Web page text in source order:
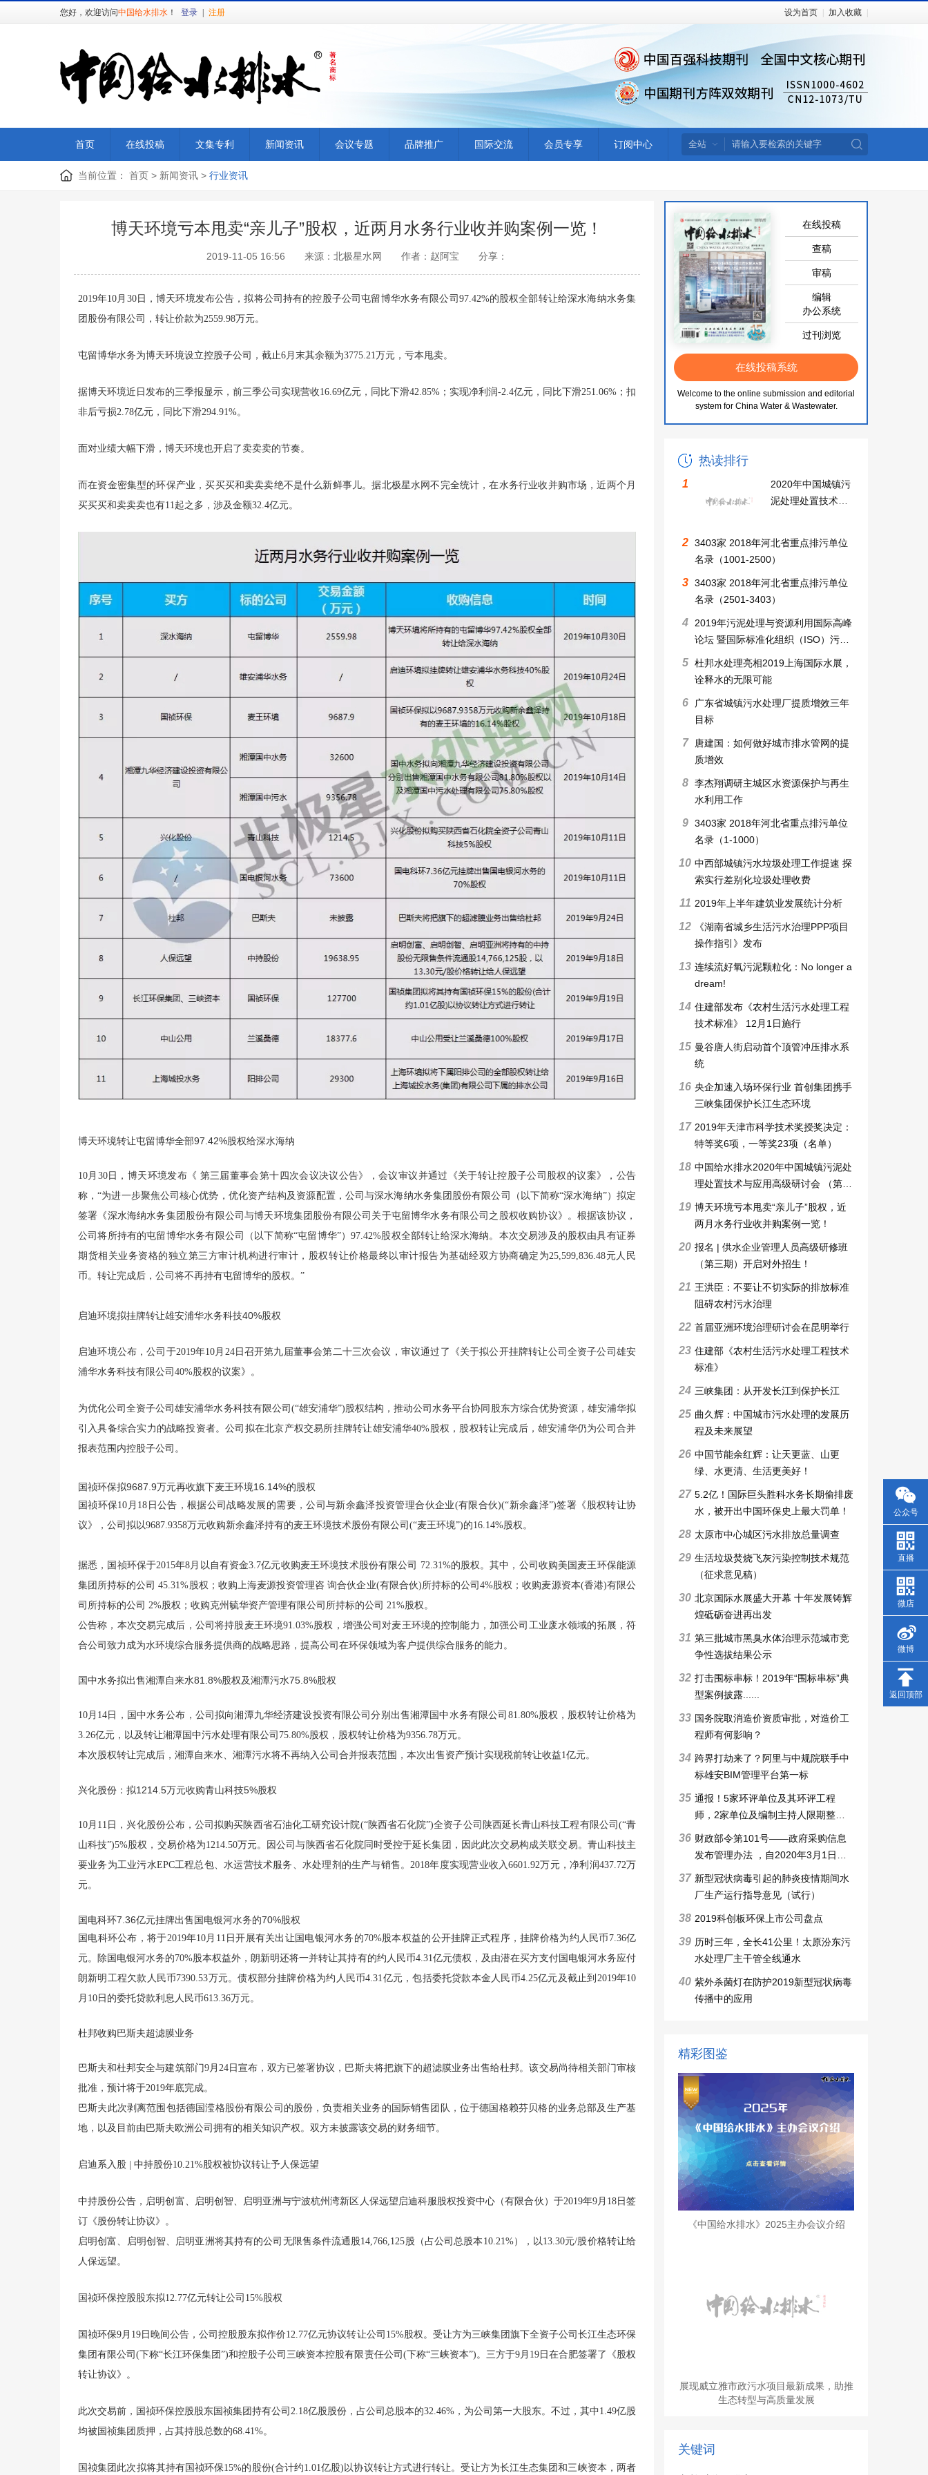
您好，欢迎访问中国给水排水 ！ 登录 注册 设为首页 加入收藏
首页 在线投稿 文集专利 新闻资讯 会议专题 品牌推广 国际交流 会员专享 订阅中心
当前位置： 首页 > 新闻资讯 > 行业资讯
博天环境亏本甩卖“亲儿子”股权，近两月水务行业收并购案例一览！
2019-11-05 16:56 来源：北极星水网 作者：赵阿宝 分享：
2019年10月30日，博天环境发布公告，拟将公司持有的控股子公司屯留博华水务有限公司97.42%的股权全部转让给深水海纳水务集
团股份有限公司，转让价款为2559.98万元。
屯留博华水务为博天环境设立控股子公司，截止6月末其余额为3775.21万元，亏本甩卖。
据博天环境近日发布的三季报显示，前三季公司实现营收16.69亿元，同比下滑42.85%；实现净利润-2.4亿元，同比下滑251.06%；扣
非后亏损2.78亿元，同比下滑294.91%。
面对业绩大幅下滑，博天环境也开启了卖卖卖的节奏。
而在资金密集型的环保产业，买买买和卖卖卖绝不是什么新鲜事儿。据北极星水网不完全统计，在水务行业收并购市场，近两个月
买买买和卖卖卖也有11起之多，涉及金额32.4亿元。
博天环境转让屯留博华全部97.42%股权给深水海纳
10月30日，博天环境发布《 第三届董事会第十四次会议决议公告》，会议审议并通过《关于转让控股子公司股权的议案》，公告
称，“为进一步聚焦公司核心优势，优化资产结构及资源配置，公司与深水海纳水务集团股份有限公司（以下简称“深水海纳”）拟定
签署《深水海纳水务集团股份有限公司与博天环境集团股份有限公司关于屯留博华水务有限公司之股权收购协议》。根据该协议，
公司将所持有的屯留博华水务有限公司（以下简称“屯留博华”）97.42%股权全部转让给深水海纳。本次交易涉及的股权由具有证券
期货相关业务资格的独立第三方审计机构进行审计，股权转让价格最终以审计报告为基础经双方协商确定为25,599,836.48元人民
币。转让完成后，公司将不再持有屯留博华的股权。”
启迪环境拟挂牌转让雄安浦华水务科技40%股权
启迪环境公布，公司于2019年10月24日召开第九届董事会第二十三次会议，审议通过了《关于拟公开挂牌转让公司全资子公司雄安
浦华水务科技有限公司40%股权的议案》。
为优化公司全资子公司雄安浦华水务科技有限公司(“雄安浦华”)股权结构，推动公司水务平台协同股东方综合优势资源，雄安浦华拟
引入具备综合实力的战略投资者。公司拟在北京产权交易所挂牌转让雄安浦华40%股权，股权转让完成后，雄安浦华仍为公司合并
报表范围内控股子公司。
国祯环保拟9687.9万元再收旗下麦王环境16.14%的股权
国祯环保10月18日公告，根据公司战略发展的需要，公司与新余鑫泽投资管理合伙企业(有限合伙)(“新余鑫泽”)签署《股权转让协
议》，公司拟以9687.9358万元收购新余鑫泽持有的麦王环境技术股份有限公司(“麦王环境”)的16.14%股权。
据悉，国祯环保于2015年8月以自有资金3.7亿元收购麦王环境技术股份有限公司 72.31%的股权。其中，公司收购美国麦王环保能源
集团所持标的公司 45.31%股权；收购上海麦源投资管理咨 询合伙企业(有限合伙)所持标的公司4%股权；收购麦源资本(香港)有限公
司所持标的公司 2%股权；收购克州毓华资产管理有限公司所持标的公司 21%股权。
公告称，本次交易完成后，公司将持股麦王环境91.03%股权，增强公司对麦王环境的控制能力，加强公司工业废水领域的拓展，符
合公司致力成为水环境综合服务提供商的战略思路，提高公司在环保领域为客户提供综合服务的能力。
国中水务拟出售湘潭自来水81.8%股权及湘潭污水75.8%股权
10月14日，国中水务公布，公司拟向湘潭九华经济建设投资有限公司分别出售湘潭国中水务有限公司81.80%股权，股权转让价格为
3.26亿元，以及转让湘潭国中污水处理有限公司75.80%股权，股权转让价格为9356.78万元。
本次股权转让完成后，湘潭自来水、湘潭污水将不再纳入公司合并报表范围，本次出售资产预计实现税前转让收益1亿元。
兴化股份：拟1214.5万元收购青山科技5%股权
10月11日，兴化股份公布，公司拟购买陕西省石油化工研究设计院(“陕西省石化院”)全资子公司陕西延长青山科技工程有限公司(“青
山科技”)5%股权，交易价格为1214.50万元。因公司与陕西省石化院同时受控于延长集团，因此此次交易构成关联交易。青山科技主
要业务为工业污水EPC工程总包、水运营技术服务、水处理剂的生产与销售。2018年度实现营业收入6601.92万元，净利润437.72万
元。
国电科环7.36亿元挂牌出售国电银河水务的70%股权
国电科环公布，将于2019年10月11日开展有关出让国电银河水务的70%股本权益的公开挂牌正式程序，挂牌价格为约人民币7.36亿
元。除国电银河水务的70%股本权益外，朗新明还将一并转让其持有的约人民币4.31亿元债权，及由潜在买方支付国电银河水务应付
朗新明工程欠款人民币7390.53万元。债权部分挂牌价格为约人民币4.31亿元，包括委托贷款本金人民币4.25亿元及截止到2019年10
月10日的委托贷款利息人民币613.36万元。
杜邦收购巴斯夫超滤膜业务
巴斯夫和杜邦安全与建筑部门9月24日宣布，双方已签署协议，巴斯夫将把旗下的超滤膜业务出售给杜邦。该交易尚待相关部门审核
批准，预计将于2019年底完成。
巴斯夫此次剥离范围包括德国滢格股份有限公司的股份，负责相关业务的国际销售团队，位于德国格赖芬贝格的业务总部及生产基
地，以及目前由巴斯夫欧洲公司拥有的相关知识产权。双方未披露该交易的财务细节。
启迪系入股 | 中持股份10.21%股权被协议转让予人保远望
中持股份公告，启明创富、启明创智、启明亚洲与宁波杭州湾新区人保远望启迪科服股权投资中心（有限合伙）于2019年9月18日签
订《股份转让协议》。
启明创富、启明创智、启明亚洲将其持有的公司无限售条件流通股14,766,125股（占公司总股本10.21%），以13.30元/股价格转让给
人保远望。
国祯环保控股股东拟12.77亿元转让公司15%股权
国祯环保9月19日晚间公告，公司控股股东拟作价12.77亿元协议转让公司15%股权。受让方为三峡集团旗下全资子公司长江生态环保
集团有限公司(下称“长江环保集团”)和控股子公司三峡资本控股有限责任公司(下称“三峡资本”)。三方于9月19日在合肥签署了《股权
转让协议》。
此次交易前，国祯环保控股股东国祯集团持有公司2.18亿股股份，占公司总股本的32.46%，为公司第一大股东。不过，其中1.49亿股
均被国祯集团质押，占其持股总数的68.41%。
国祯集团此次拟将其持有国祯环保15%的股份(合计约1.01亿股)以协议转让方式进行转让。受让方为长江生态集团和三峡资本，两者
在线投稿
查稿
审稿
编辑
办公系统
过刊浏览
在线投稿系统
Welcome to the online submission and editorial
system for China Water & Wastewater.
热读排行
1
2020年中国城镇污
泥处理处置技术与
市建设及固废资源
化利用大会邀请函
2 3403家 2018年河北省重点排污单位
名录（1001-2500）
3 3403家 2018年河北省重点排污单位
名录（2501-3403）
4
2019年污泥处理与资源利用国际高峰
论坛 暨国际标准化组织（ISO）污泥
处理和利用标准工作组会议
5 杜邦水处理亮相2019上海国际水展，
诠释水的无限可能
6
广东省城镇污水处理厂提质增效三年
目标
7
唐建国：如何做好城市排水管网的提
质增效
8 李杰翔调研主城区水资源保护与再生
水利用工作
9 3403家 2018年河北省重点排污单位
名录（1-1000）
10 中西部城镇污水垃圾处理工作提速 探
索实行差别化垃圾处理收费
11 2019年上半年建筑业发展统计分析
12
《湖南省城乡生活污水治理PPP项目
操作指引》发布
13 连续流好氧污泥颗粒化：No longer a
dream!
14 住建部发布《农村生活污水处理工程
技术标准》 12月1日施行
15 曼谷唐人街启动首个顶管冲压排水系
统
16 央企加速入场环保行业 首创集团携手
三峡集团保护长江生态环境
17 2019年天津市科学技术奖授奖决定：
特等奖6项，一等奖23项（名单）
18 中国给水排水2020年中国城镇污泥处
理处置技术与应用高级研讨会 （第十
一届）邀请函暨征稿启事
19 博天环境亏本甩卖“亲儿子”股权，近
两月水务行业收并购案例一览！
20 报名 | 供水企业管理人员高级研修班
（第三期）开启对外招生！
21 王洪臣：不要让不切实际的排放标准
阻碍农村污水治理
22 首届亚洲环境治理研讨会在昆明举行
23 住建部《农村生活污水处理工程技术
标准》
24 三峡集团：从开发长江到保护长江
25 曲久辉：中国城市污水处理的发展历
程及未来展望
26 中国节能余红辉：让天更蓝、山更
绿、水更清、生活更美好！
27 5.2亿！国际巨头胜科水务长期偷排废
水，被开出中国环保史上最大罚单！
28 太原市中心城区污水排放总量调查
29 生活垃圾焚烧飞灰污染控制技术规范
（征求意见稿）
30 北京国际水展盛大开幕 十年发展铸辉
煌砥砺奋进再出发
31 第三批城市黑臭水体治理示范城市竞
争性选拔结果公示
32 打击围标串标！2019年“围标串标”典
型案例披露......
33 国务院取消造价资质审批，对造价工
程师有何影响？
34 跨界打劫来了？阿里与中规院联手中
标雄安BIM管理平台第一标
35 通报！5家环评单位及其环评工程
师，2家单位及编制主持人限期整改6
个月，3家审批申请被暂停，技术整
改6个月
36 财政部令第101号——政府采购信息
发布管理办法 ，自2020年3月1日起
施行
37 新型冠状病毒引起的肺炎疫情期间水
厂生产运行指导意见（试行）
38 2019科创板环保上市公司盘点
39 历时三年，全长41公里！太原汾东污
水处理厂主干管全线通水
40 紫外杀菌灯在防护2019新型冠状病毒
传播中的应用
精彩图鉴
《中国给水排水》2025主办会议介绍
展现威立雅市政污水项目最新成果，助推
生态转型与高质量发展
关键词
公众号
直播
微店
微博
返回顶部